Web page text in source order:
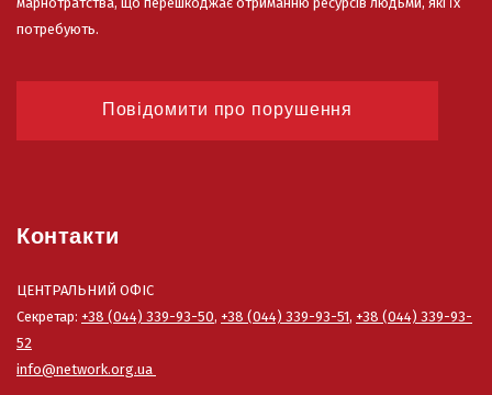
потребують.
Повідомити про порушення
Контакти
ЦЕНТРАЛЬНИЙ ОФІС
Секретар: +38 (044) 339-93-50, +38 (044) 339-93-51, +38 (044) 339-93-
52
info@network.org.ua